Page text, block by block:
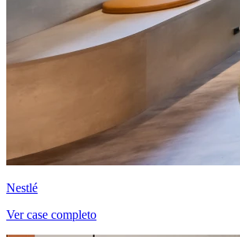
Nestlé
Ver case completo